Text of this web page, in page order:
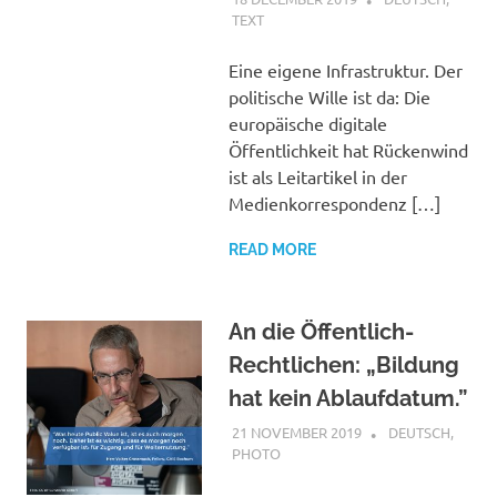
TEXT
Eine eigene Infrastruktur. Der
politische Wille ist da: Die
europäische digitale
Öffentlichkeit hat Rückenwind
ist als Leitartikel in der
Medienkorrespondenz […]
READ MORE
An die Öffentlich-
Rechtlichen: „Bildung
hat kein Ablaufdatum.”
21 NOVEMBER 2019 VGRASS
DEUTSCH,
PHOTO